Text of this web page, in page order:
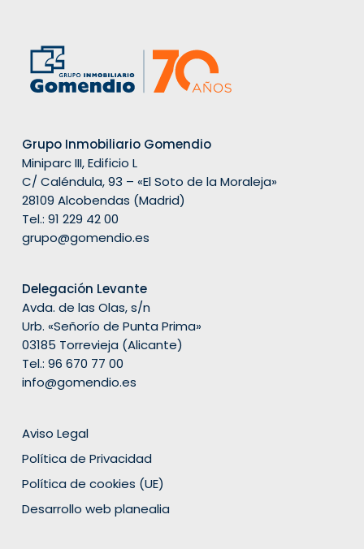
Grupo Inmobiliario Gomendio
Miniparc III, Edificio L
C/ Caléndula, 93 – «El Soto de la Moraleja»
28109 Alcobendas (Madrid)
Tel.: 91 229 42 00
grupo@gomendio.es
Delegación Levante
Avda. de las Olas, s/n
Urb. «Señorío de Punta Prima»
03185 Torrevieja (Alicante)
Tel.: 96 670 77 00
info@gomendio.es
Aviso Legal
Política de Privacidad
Política de cookies (UE)
Desarrollo web planealia